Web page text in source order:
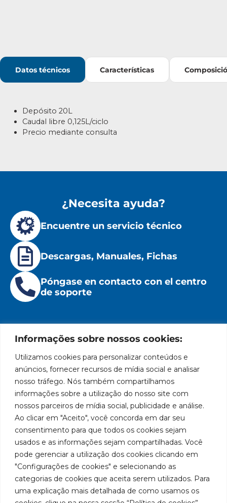
Informações sobre nossos cookies:
Utilizamos cookies para personalizar conteúdos e
anúncios, fornecer recursos de mídia social e analisar
nosso tráfego. Nós também compartilhamos
informações sobre a utilização do nosso site com
nossos parceiros de mídia social, publicidade e análise.
Ao clicar em "Aceito", você concorda em dar seu
consentimento para que todos os cookies sejam
usados e as informações sejam compartilhadas. Você
pode gerenciar a utilização dos cookies clicando em
"Configurações de cookies" e selecionando as
categorias de cookies que aceita serem utilizados. Para
uma explicação mais detalhada de como usamos os
Datos técnicos Características
Depósito 20L
Caudal libre 0,125L/ciclo
Precio mediante consulta
¿Necesita ayuda?
Encuentre un servicio técnico
Descargas, Manuales, Fichas
Póngase en contacto con el centro
de soporte
Marca
líder
en
fabricación
de
equipos
para
lubricación
abastecimiento
de
América
del
Sur.
Políticas
de
privacidad
Políticas
de
cookies
Institucional
Institucional
Centros de
Servicio
Autorizados
Sea un
Representante
Trabaje con
Ubicación
Rua
931 – Anexo
Anita
Franchini,
50/96
Bairro: Santa
Terezinha
São Bernardo
SP
CEP: 09780-
001
Redes
sociales
LinkedIn
Instagram